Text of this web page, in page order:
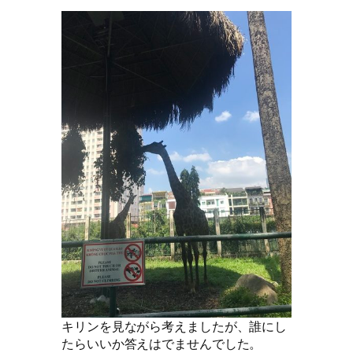
キリンを見ながら考えましたが、誰にし
たらいいか答えはでませんでした。